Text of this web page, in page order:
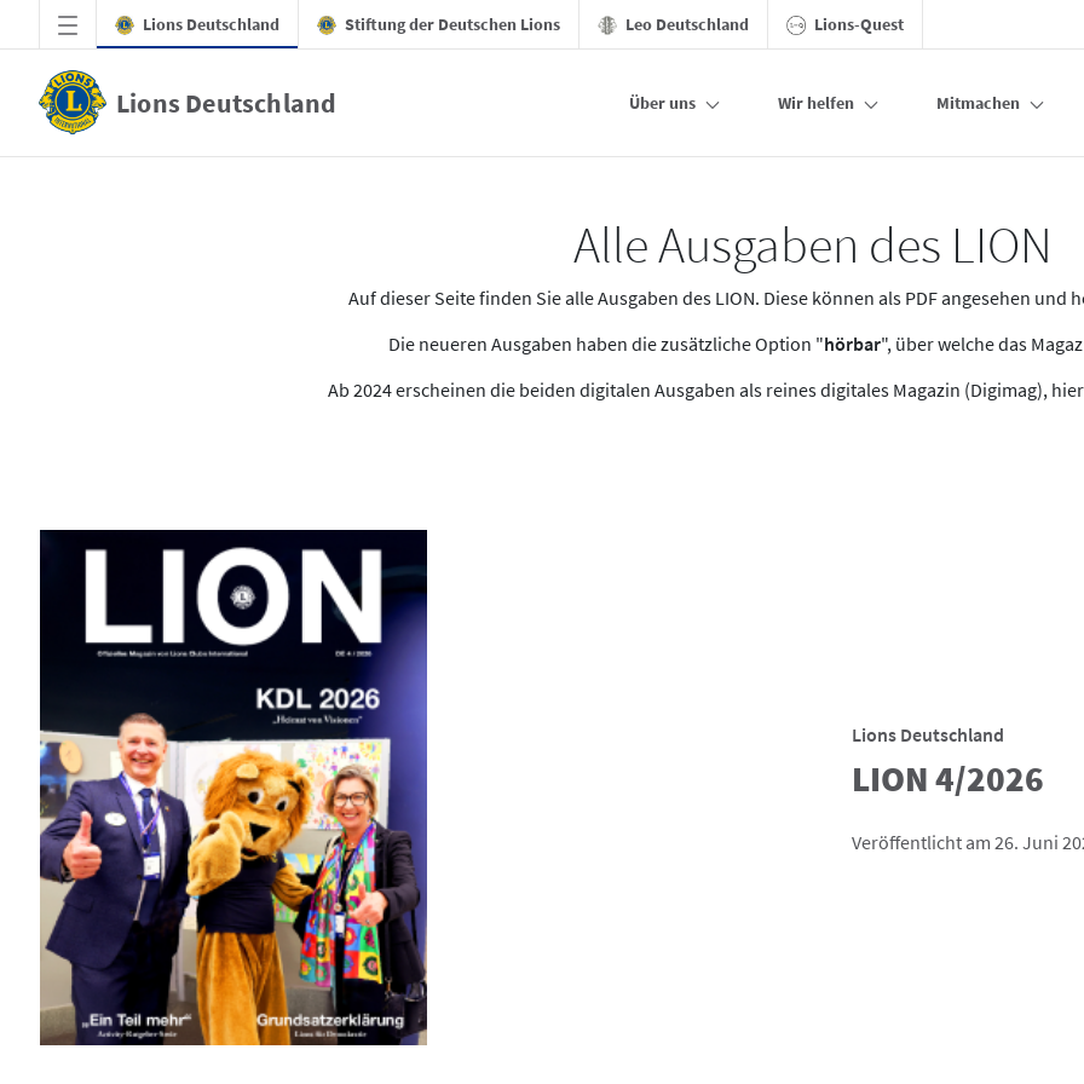
Zum Hauptinhalt springen
Lions Deutschland Stiftung der Deutschen Lions Leo Deutschland Lions-Quest
Lions Deutschland Über uns Wir helfen Mitmachen
Alle Ausgaben des LION
Auf dieser Seite finden Sie alle Ausgaben des LION. Diese können als PDF angesehen und
Die neueren Ausgaben haben die zusätzliche Option "hörbar", über welche das
Ab 2024 erscheinen die beiden digitalen Ausgaben als reines digitales Magazin (Digimag),
Lions Deutschland
LION 4/2026
Veröffentlicht am 26. Juni